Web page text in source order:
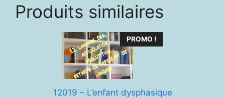
Produits similaires
PROMO !
12019 – L’enfant dysphasique